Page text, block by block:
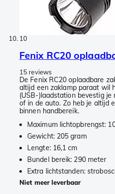
10
Fenix RC20
15 reviews
De Fenix RC20 oplaadbare
altijd een zaklamp paraat wil
(USB-)laadstation bevestig
of in de auto. Zo heb je altijd
binnen handbereik.
Maximum lichtopbrengst:
Gewicht: 205 gram
Lengte: 16,1 cm
Bundel bereik: 290 meter
Extra lichtstanden:
Niet meer leverbaar